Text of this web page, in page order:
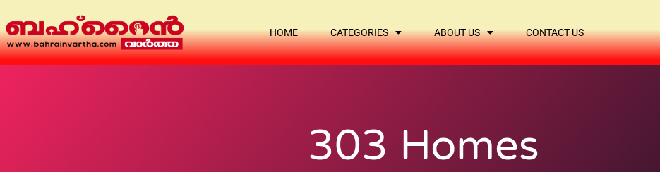
HOME CATEGORIES ABOUT US CONTACT US
303 Homes